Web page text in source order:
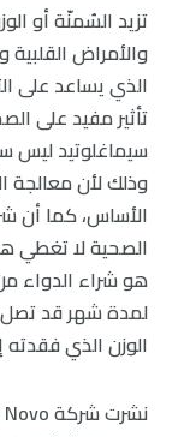
تزيد السُمنّة أو
والأمراض القلبية
الذي يساعد على
تأثير مفيد على
سيماغلوتيد ليس
وذلك لأن معالجة
الأساس، كما أن
الصحية لا تغطي
هو شراء الدواء
الوزن الذي